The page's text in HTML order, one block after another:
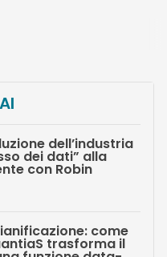
dell’industria
dei dati” alla
con Robin
come
trasforma il